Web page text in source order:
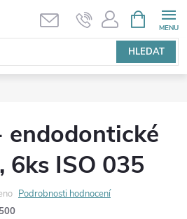
HLEDAT
NÁKUPNÍ
KOŠÍK
ISO 035
Podrobnosti hodnocení